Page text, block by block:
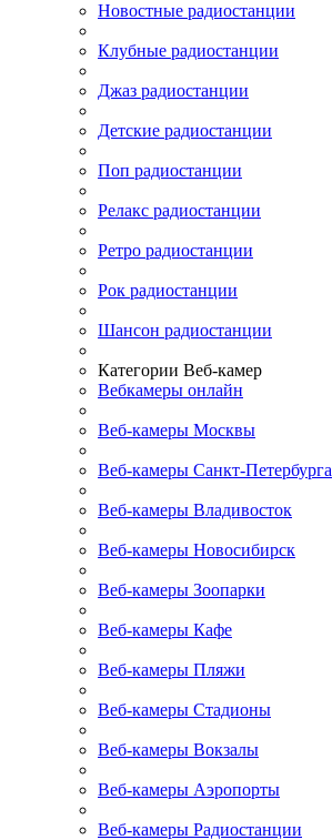
Новостные радиостанции
Клубные радиостанции
Джаз радиостанции
Детские радиостанции
Поп радиостанции
Релакс радиостанции
Ретро радиостанции
Рок радиостанции
Шансон радиостанции
Категории Веб-камер
Вебкамеры онлайн
Веб-камеры Москвы
Веб-камеры Санкт-Петербурга
Веб-камеры Владивосток
Веб-камеры Новосибирск
Веб-камеры Зоопарки
Веб-камеры Кафе
Веб-камеры Пляжи
Веб-камеры Стадионы
Веб-камеры Вокзалы
Веб-камеры Аэропорты
Веб-камеры Радиостанции